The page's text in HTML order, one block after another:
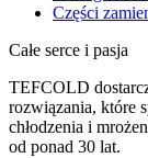
Części
Całe serce i pasja
TEFCOLD
rozwiązania, które
chłodzenia i
od ponad 30 lat.